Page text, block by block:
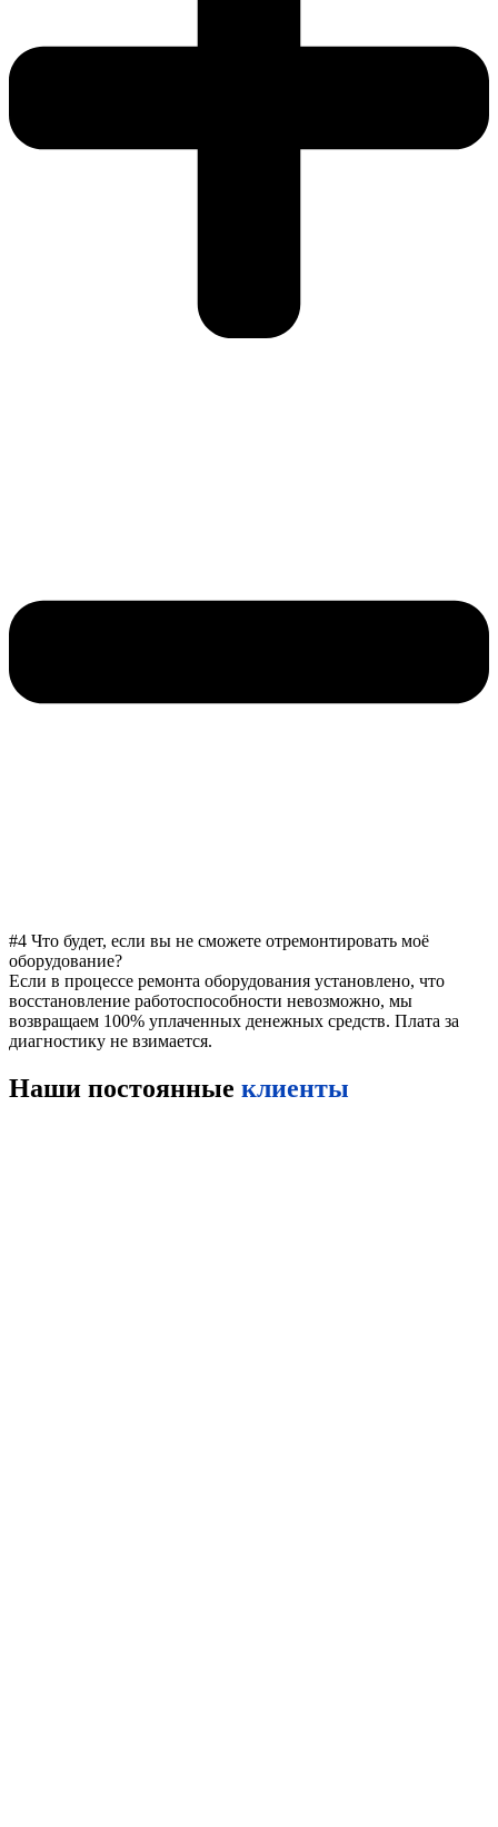
#4 Что будет, если вы не сможете отремонтировать моё
оборудование?
Если в процессе ремонта оборудования установлено, что
восстановление работоспособности невозможно, мы
возвращаем 100% уплаченных денежных средств. Плата за
диагностику не взимается.
Наши постоянные клиенты